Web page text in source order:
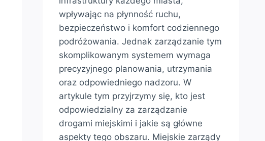
wpływając na płynność ruchu,
bezpieczeństwo i komfort codziennego
podróżowania. Jednak zarządzanie tym
skomplikowanym systemem wymaga
precyzyjnego planowania, utrzymania
oraz odpowiedniego nadzoru. W
artykule tym przyjrzymy się, kto jest
odpowiedzialny za zarządzanie
drogami miejskimi i jakie są główne
aspekty tego obszaru. Miejskie zarządy